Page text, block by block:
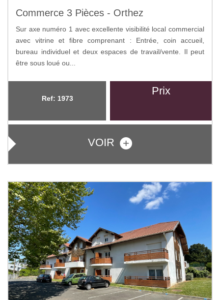
Commerce 3 Pièces - Orthez
Sur axe numéro 1 avec excellente visibilité local commercial
avec vitrine et fibre comprenant : Entrée, coin accueil,
bureau individuel et deux espaces de travail/vente. Il peut
être sous loué ou...
Ref: 1973
Prix
VOIR